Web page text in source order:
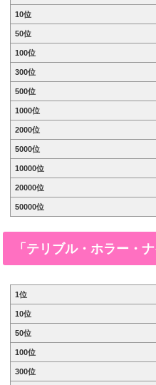
10位
50位
100位
300位
500位
1000位
2000位
5000位
10000位
20000位
50000位
「テリブル・ホラー・ナ
1位
10位
50位
100位
300位